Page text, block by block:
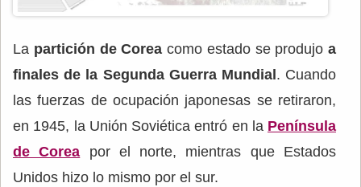
La partición de Corea como estado se produjo a
finales de la Segunda Guerra Mundial . Cuando
las fuerzas de ocupación japonesas se retiraron,
en 1945, la Unión Soviética entró en la Península
de Corea por el norte, mientras que Estados
Unidos hizo lo mismo por el sur.